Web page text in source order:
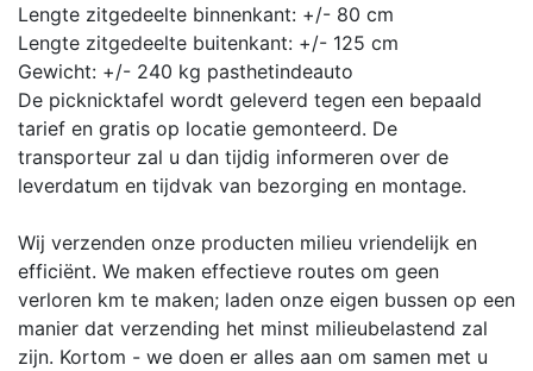
Lengte zitgedeelte binnenkant: +/- 80 cm
Lengte zitgedeelte buitenkant: +/- 125 cm
Gewicht: +/- 240 kg pasthetindeauto
De picknicktafel wordt geleverd tegen een bepaald
tarief en gratis op locatie gemonteerd. De
transporteur zal u dan tijdig informeren over de
leverdatum en tijdvak van bezorging en montage.
Wij verzenden onze producten milieu vriendelijk en
efficiënt. We maken effectieve routes om geen
verloren km te maken; laden onze eigen bussen op een
manier dat verzending het minst milieubelastend zal
zijn. Kortom - we doen er alles aan om samen met u